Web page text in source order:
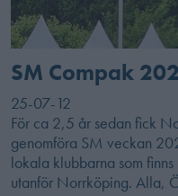
SM Compak
25-07-12
För ca 2,5 år sedan fick
genomföra SM veckan
lokala klubbarna som
utanför Norrköping. Alla,